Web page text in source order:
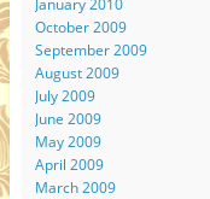
October 2009
September 2009
August 2009
July 2009
June 2009
May 2009
April 2009
March 2009